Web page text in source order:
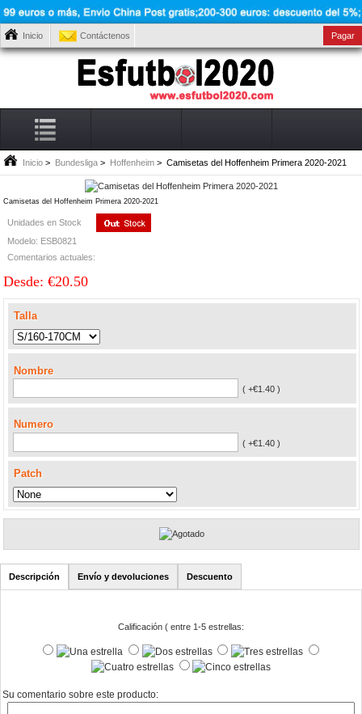
Inicio Contáctenos Pagar
Inicio > Bundesliga > Hoffenheim > Camisetas del Hoffenheim Primera 2020-2021
Camisetas del Hoffenheim Primera 2020-2021
Unidades en Stock
Modelo: ESB0821
Comentarios actuales:
Desde: €20.50
Talla
Nombre
( +€1.40 )
Numero
( +€1.40 )
Patch
Descripción Envío y devoluciones Descuento
Calificación ( entre 1-5 estrellas:
Su comentario sobre este producto: